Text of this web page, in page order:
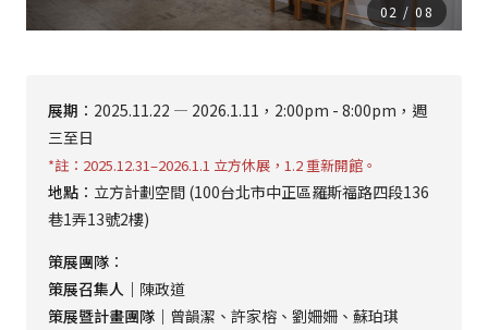
03 /08
展期 ：2025.11.22 — 2026.1.11，2:00pm - 8:00pm，週
三至日
*註：2025.12.31–2026.1.1 立方休展，1.2 重新開館。
地點 ：立方計劃空間 (100台北市中正區羅斯福路四段136
巷1弄13號2樓)
策展團隊 ：
策展召集人｜ 陳政道
策展暨計畫團隊｜ 曾韻潔、許家榕、劉姍姍、蘇珀琪